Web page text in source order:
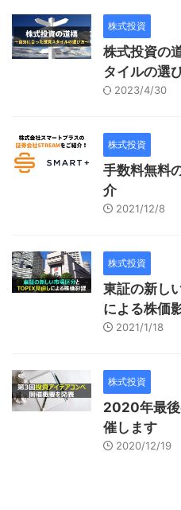
株式投資
株式投資の
タイルの選
2023/4/30
株式投資
手数料無料
介
2021/12/8
株式投資
東証の新し
による株価
2021/1/18
株式投資
2020年最後
催します
2020/12/19